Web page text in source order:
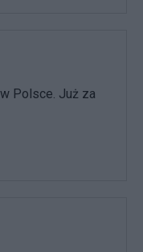
Polsce. Już za